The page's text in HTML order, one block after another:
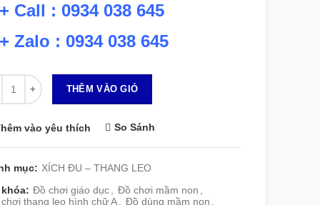
+ Call : 0934 038 645
+ Zalo : 0934 038 645
THÊM VÀO GIỎ
vào yêu thích So Sánh
mục: XÍCH ĐU – THANG LEO
Đồ chơi giáo dục , Đồ chơi mầm non ,
thang leo hình chữ A , Đồ dùng mầm non ,